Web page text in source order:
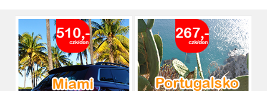
brána do regionu Costa Blanca, se nachází
přibližně 9 km od centra Alicante.
číst :celý článek
Pronájem auta na letišti Lefkada: Kompletní